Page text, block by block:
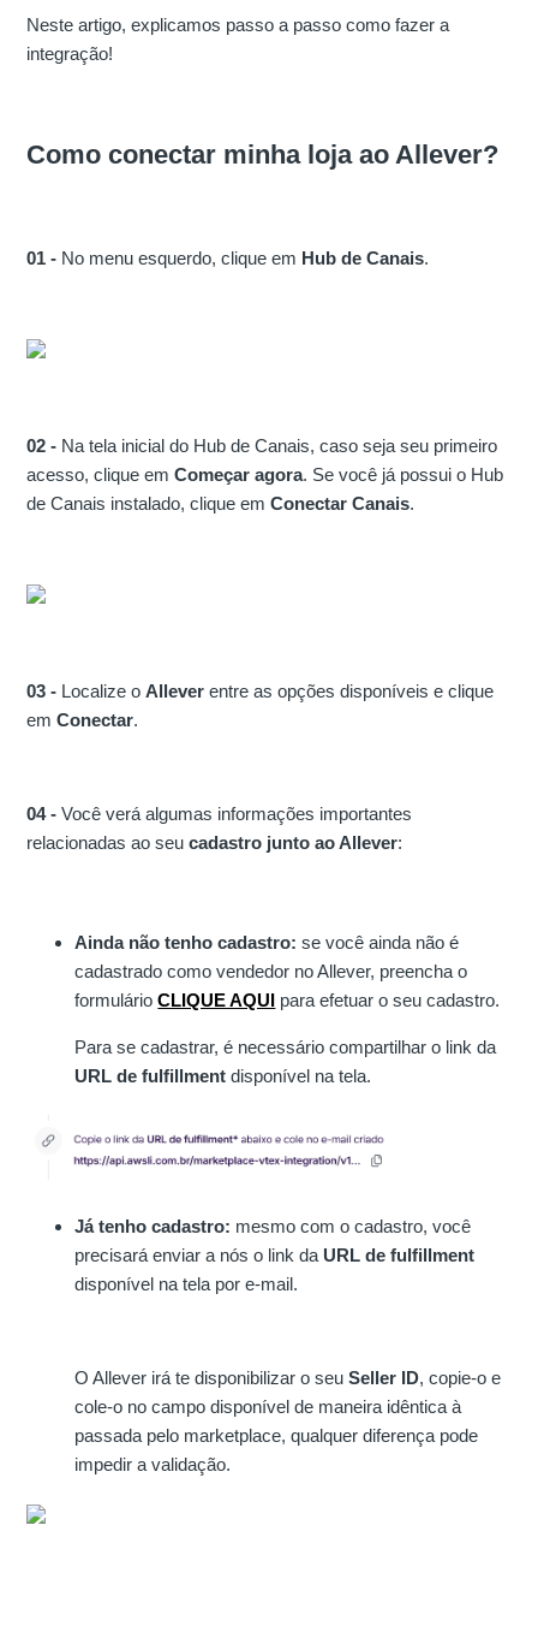
Neste artigo, explicamos passo a passo como fazer a
integração!
Como conectar minha loja ao Allever?
01 - No menu esquerdo, clique em Hub de Canais.
02 - Na tela inicial do Hub de Canais, caso seja seu primeiro
acesso, clique emComeçar agora. Se você já possui o Hub
de Canais instalado, clique emConectar Canais.
03 - Localize oAlleverentre as opções disponíveis e clique
emConectar.
04 -Você verá algumas informações importantes
relacionadas ao seucadastro junto ao Allever:
Ainda não tenho cadastro:se você ainda não é
cadastrado como vendedor no Allever, preencha o
formulárioCLIQUE AQUI para efetuar o seu cadastro.
Para se cadastrar, é necessário compartilhar o link da
URL de fulfillment disponível na tela.
Já tenho cadastro: mesmo com o cadastro, você
precisará enviar a nós o link da URL de fulfillment
disponível na tela por e-mail.
O Allever irá te disponibilizar o seuSeller ID, copie-o e
cole-o no campo disponível de maneira idêntica à
passada pelo marketplace, qualquer diferença pode
impedir a validação.